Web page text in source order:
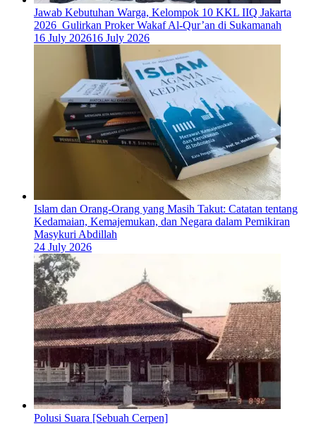
Jawab Kebutuhan Warga, Kelompok 10 KKL IIQ Jakarta
2026 Gulirkan Proker Wakaf Al-Qur’an di Sukamanah
16 July 202616 July 2026
Islam dan Orang-Orang yang Masih Takut: Catatan tentang
Kedamaian, Kemajemukan, dan Negara dalam Pemikiran
Masykuri Abdillah
24 July 2026
Polusi Suara [Sebuah Cerpen]